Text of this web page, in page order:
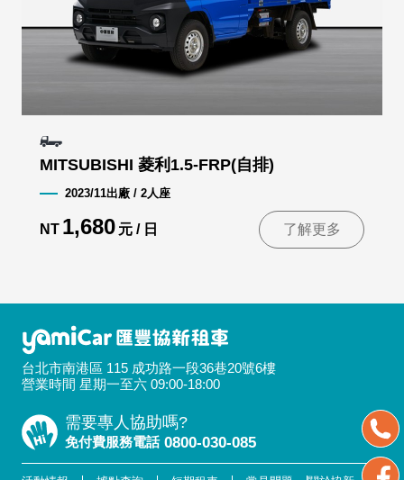
MITSUBISHI 菱利1.5-FRP(自排)
2023/11出廠 / 2人座
NT 1,680 元 / 日 了解更多
台北市南港區 115 成功路一段36巷20號6樓
營業時間 星期一至六 09:00-18:00
需要專人協助嗎?
免付費服務電話 0800-030-085